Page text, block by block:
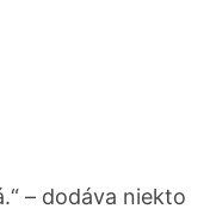
– dodáva niekto